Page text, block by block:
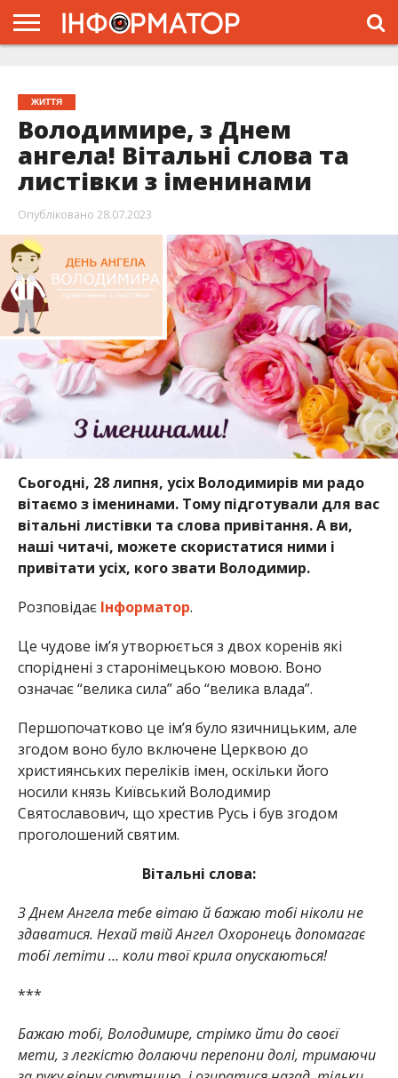
ЖИТТЯ
Володимире, з Днем
ангела! Вітальні слова та
листівки з іменинами
Опубліковано 28.07.2023
Сьогодні, 28 липня, усіх Володимирів ми радо
вітаємо з іменинами. Тому підготували для вас
вітальні листівки та слова привітання. А ви,
наші читачі, можете скористатися ними і
привітати усіх, кого звати Володимир.
Розповідає Інформатор.
Це чудове ім’я утворюється з двох коренів які
споріднені з старонімецькою мовою. Воно
означає “велика сила” або “велика влада”.
Першопочатково це ім’я було язичницьким, але
згодом воно було включене Церквою до
християнських переліків імен, оскільки його
носили князь Київський Володимир
Святославович, що хрестив Русь і був згодом
проголошений святим.
Вітальні слова:
З Днем Ангела тебе вітаю й бажаю тобі ніколи не
здаватися. Нехай твій Ангел Охоронець допомагає
тобі летіти … коли твої крила опускаються!
***
Бажаю тобі, Володимире, стрімко йти до своєї
мети, з легкістю долаючи перепони долі, тримаючи